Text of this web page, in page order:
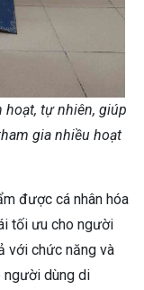
hoạt, tự nhiên, giúp
gia nhiều hoạt
được cá nhân hóa
tối ưu cho người
với chức năng và
người dùng di